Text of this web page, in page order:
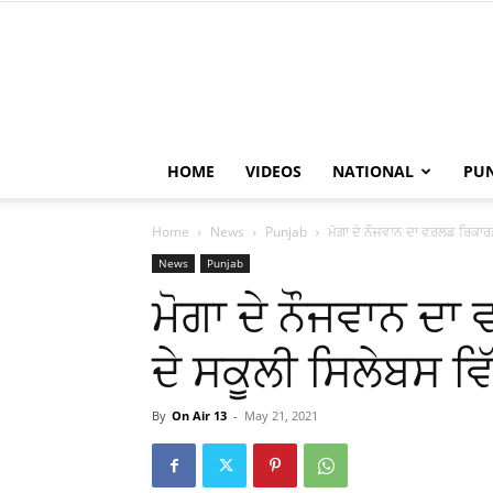
HOME VIDEOS NATIONAL
Home News Punjab ਮੋਗਾ ਦੇ ਨੌਜਵਾਨ ਦਾ ਵਰਲਡ
News Punjab
ਮੋਗਾ ਦੇ ਨੌਜਵਾਨ ਦਾ
ਦੇ ਸਕੂਲੀ ਸਿਲੇਬਸ
By On Air 13 - May 21, 2021